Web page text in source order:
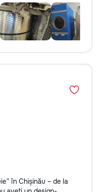
în Chișinău – de la